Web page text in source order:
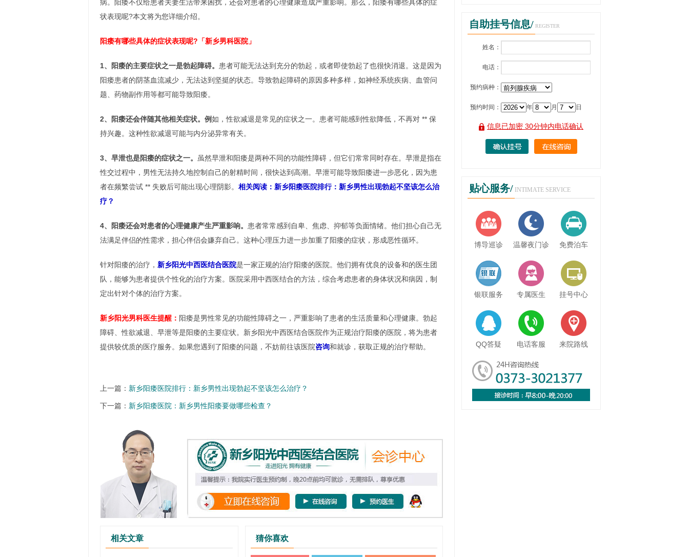
病。阳痿不仅给患者夫妻生活带来困扰，还会对患者的心理健康造成严重影响。那么，阳痿有哪些具体的症
状表现呢?本文将为您详细介绍。
阳痿有哪些具体的症状表现呢?「新乡男科医院」
1、阳痿的主要症状之一是勃起障碍。 患者可能无法达到充分的勃起，或者即使勃起了也很快消退。这是因为
阳痿患者的阴茎血流减少，无法达到坚挺的状态。导致勃起障碍的原因多种多样，如神经系统疾病、血管问
题、药物副作用等都可能导致阳痿。
2、阳痿还会伴随其他相关症状。例如，性欲减退是常见的症状之一。患者可能感到性欲降低，不再对 ** 保
持兴趣。这种性欲减退可能与内分泌异常有关。
3、早泄也是阳痿的症状之一。 虽然早泄和阳痿是两种不同的功能性障碍，但它们常常同时存在。早泄是指在
性交过程中，男性无法持久地控制自己的射精时间，很快达到高潮。早泄可能导致阳痿进一步恶化，因为患
者在频繁尝试 ** 失败后可能出现心理阴影。 相关阅读：新乡阳痿医院排行：新乡男性出现勃起不坚该怎么治
疗？
4、阳痿还会对患者的心理健康产生严重影响。 患者常常感到自卑、焦虑、抑郁等负面情绪。他们担心自己无
法满足伴侣的性需求，担心伴侣会嫌弃自己。这种心理压力进一步加重了阳痿的症状，形成恶性循环。
针对阳痿的治疗， 新乡阳光中西医结合医院是一家正规的治疗阳痿的医院。他们拥有优良的设备和的医生团
队，能够为患者提供个性化的治疗方案。医院采用中西医结合的方法，综合考虑患者的身体状况和病因，制
定出针对个体的治疗方案。
新乡阳光男科医生提醒： 阳痿是男性常见的功能性障碍之一，严重影响了患者的生活质量和心理健康。勃起
障碍、性欲减退、早泄等是阳痿的主要症状。新乡阳光中西医结合医院作为正规治疗阳痿的医院，将为患者
提供较优质的医疗服务。如果您遇到了阳痿的问题，不妨前往该医院咨询和就诊，获取正规的治疗帮助。
上一篇： 新乡阳痿医院排行：新乡男性出现勃起不坚该怎么治疗？
下一篇： 新乡阳痿医院：新乡男性阳痿要做哪些检查？
相关文章 猜你喜欢
自助挂号信息/ REGISTER
姓名：
电话：
预约病种：
预约时间： 年 月 日
信息已加密 30分钟内电话确认
贴心服务/ INTIMATE SERVICE
博导巡诊 温馨夜门诊 免费泊车
银联服务 专属医生 挂号中心
QQ答疑 电话客服 来院路线